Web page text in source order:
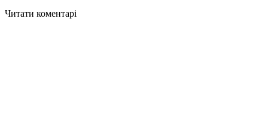
Читати коментарі